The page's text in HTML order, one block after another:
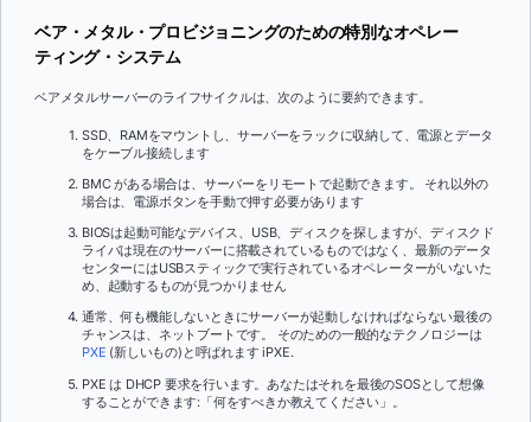
ベア・メタル・プロビジョニングのための特別なオペレー
ティング・システム
ベアメタルサーバーのライフサイクルは、次のように要約できます。
SSD、RAMをマウントし、サーバーをラックに収納して、電源とデータ
をケーブル接続します
BMC がある場合は、サーバーをリモートで起動できます。 それ以外の
場合は、電源ボタンを手動で押す必要があります
BIOSは起動可能なデバイス、USB、ディスクを探しますが、ディスクド
ライバは現在のサーバーに搭載されているものではなく、最新のデータ
センターにはUSBスティックで実行されているオペレーターがいないた
め、起動するものが見つかりません
通常、何も機能しないときにサーバーが起動しなければならない最後の
チャンスは、ネットブートです。 そのための一般的なテクノロジーは
PXE (新しいもの)と呼ばれます iPXE.
PXE は DHCP 要求を行います。あなたはそれを最後のSOSとして想像
することができます:「何をすべきか教えてください」。